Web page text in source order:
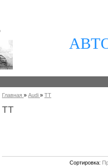
Главная » Audi » TT
TT
Сортировка: